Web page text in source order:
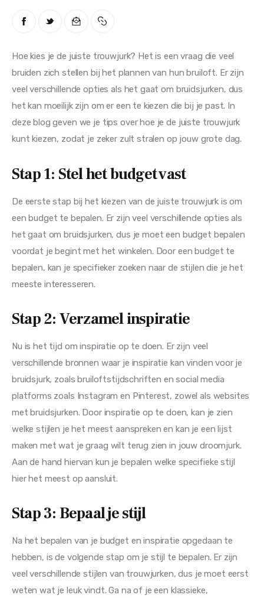
Hoe kies je de juiste trouwjurk? Het is een vraag die veel
bruiden zich stellen bij het plannen van hun bruiloft. Er zijn
veel verschillende opties als het gaat om bruidsjurken, dus
het kan moeilijk zijn om er een te kiezen die bij je past. In
deze blog geven we je tips over hoe je de juiste trouwjurk
kunt kiezen, zodat je zeker zult stralen op jouw grote dag.
Stap 1: Stel het budget vast
De eerste stap bij het kiezen van de juiste trouwjurk is om
een budget te bepalen. Er zijn veel verschillende opties als
het gaat om bruidsjurken, dus je moet een budget bepalen
voordat je begint met het winkelen. Door een budget te
bepalen, kan je specifieker zoeken naar de stijlen die je het
meeste interesseren.
Stap 2: Verzamel inspiratie
Nu is het tijd om inspiratie op te doen. Er zijn veel
verschillende bronnen waar je inspiratie kan vinden voor je
bruidsjurk, zoals bruiloftstijdschriften en social media
platforms zoals Instagram en Pinterest, zowel als websites
met bruidsjurken. Door inspiratie op te doen, kan je zien
welke stijlen je het meest aanspreken en kan je een lijst
maken met wat je graag wilt terug zien in jouw droomjurk.
Aan de hand hiervan kun je bepalen welke specifieke stijl
hier het meest op aansluit.
Stap 3: Bepaal je stijl
Na het bepalen van je budget en inspiratie opgedaan te
hebben, is de volgende stap om je stijl te bepalen. Er zijn
veel verschillende stijlen van trouwjurken, dus je moet eerst
weten wat je leuk vindt. Ga na of je een klassieke,